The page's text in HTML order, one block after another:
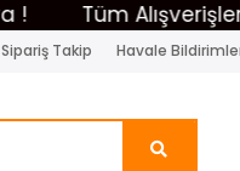
Tüm
Sipariş Takip Havale